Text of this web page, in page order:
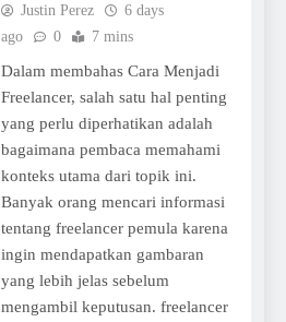
Justin Perez
6 days
ago
0 7 mins
Dalam membahas Cara Menjadi
Freelancer, salah satu hal penting
yang perlu diperhatikan adalah
bagaimana pembaca memahami
konteks utama dari topik ini.
Banyak orang mencari informasi
tentang freelancer pemula karena
ingin mendapatkan gambaran
yang lebih jelas sebelum
mengambil keputusan. freelancer